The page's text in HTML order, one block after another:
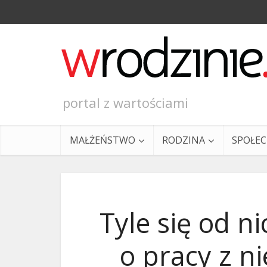
portal z wartościami
MAŁŻEŃSTWO RODZINA
Tyle się od
o pracy z